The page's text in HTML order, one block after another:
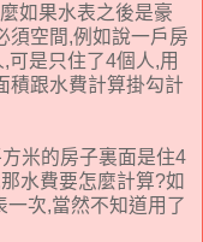
如果水表之後是豪
須空間,例如說一戶房
可是只住了4個人,用
積跟水費計算掛勾計
米的房子裏面是住4
水費要怎麼計算?如
次,當然不知道用了